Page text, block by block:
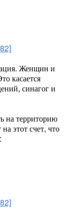
Женщин и
касается
синагог и
на территорию
этот счет, что